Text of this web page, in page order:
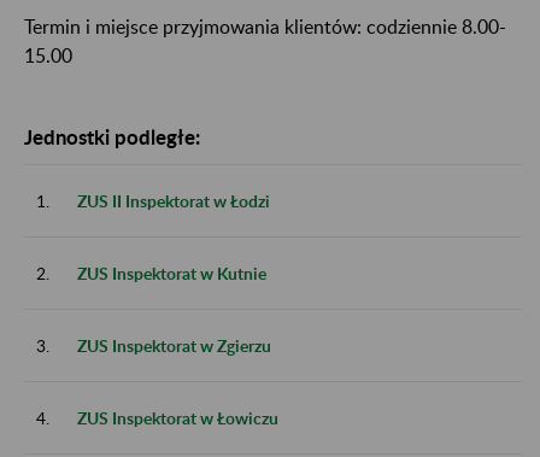
Termin i miejsce przyjmowania klientów: codziennie 8.00-
15.00
Jednostki podległe:
1. ZUS II Inspektorat w Łodzi
2. ZUS Inspektorat w Kutnie
3. ZUS Inspektorat w Zgierzu
4. ZUS Inspektorat w Łowiczu